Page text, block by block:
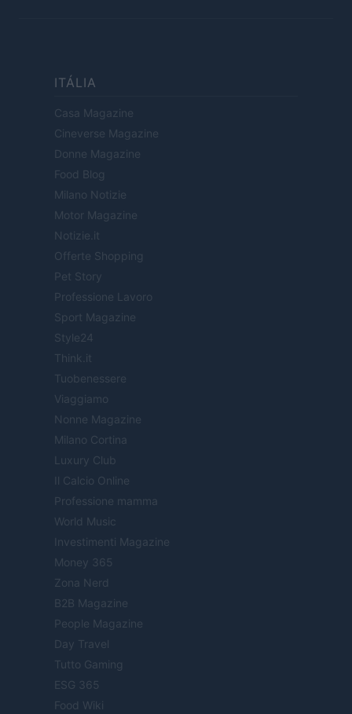
ITÁLIA
Casa Magazine
Cineverse Magazine
Donne Magazine
Food Blog
Milano Notizie
Motor Magazine
Notizie.it
Offerte Shopping
Pet Story
Professione Lavoro
Sport Magazine
Style24
Think.it
Tuobenessere
Viaggiamo
Nonne Magazine
Milano Cortina
Luxury Club
Il Calcio Online
Professione mamma
World Music
Investimenti Magazine
Money 365
Zona Nerd
B2B Magazine
People Magazine
Day Travel
Tutto Gaming
ESG 365
Food Wiki